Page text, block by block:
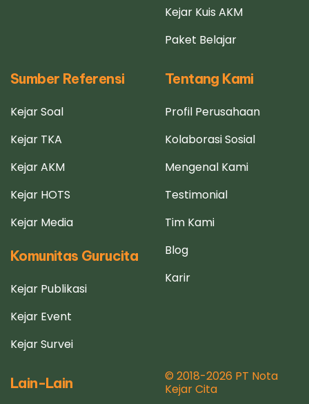
Kejar Kuis AKM
Paket Belajar
Sumber Referensi
Kejar Soal
Kejar TKA
Kejar AKM
Kejar HOTS
Kejar Media
Komunitas Gurucita
Kejar Publikasi
Kejar Event
Kejar Survei
Tentang Kami
Profil Perusahaan
Kolaborasi Sosial
Mengenal Kami
Testimonial
Tim Kami
Blog
Karir
Lain-Lain
© 2018-2026 PT Nota
Kejar Cita